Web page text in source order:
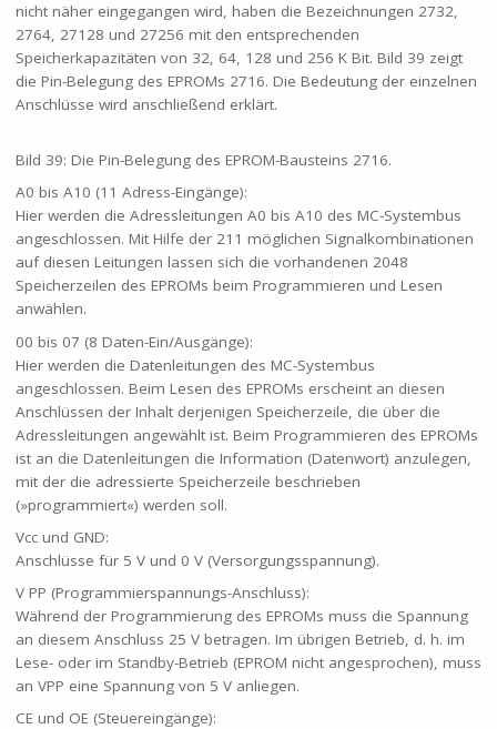
nicht näher eingegangen wird, haben die Bezeichnungen 2732,
2764, 27128 und 27256 mit den entsprechenden
Speicherkapazitäten von 32, 64, 128 und 256 K Bit. Bild 39 zeigt
die Pin-Belegung des EPROMs 2716. Die Bedeutung der einzelnen
Anschlüsse wird anschließend erklärt.
Bild 39: Die Pin-Belegung des EPROM-Bausteins 2716.
A0 bis A10 (11 Adress-Eingänge):
Hier werden die Adressleitungen A0 bis A10 des MC-Systembus
angeschlossen. Mit Hilfe der 211 möglichen Signalkombinationen
auf diesen Leitungen lassen sich die vorhandenen 2048
Speicherzeilen des EPROMs beim Programmieren und Lesen
anwählen.
00 bis 07 (8 Daten-Ein/Ausgänge):
Hier werden die Datenleitungen des MC-Systembus
angeschlossen. Beim Lesen des EPROMs erscheint an diesen
Anschlüssen der Inhalt derjenigen Speicherzeile, die über die
Adressleitungen angewählt ist. Beim Programmieren des EPROMs
ist an die Datenleitungen die Information (Datenwort) anzulegen,
mit der die adressierte Speicherzeile beschrieben
(»programmiert«) werden soll.
Vcc und GND:
Anschlüsse für 5 V und 0 V (Versorgungsspannung).
V PP (Programmierspannungs-Anschluss):
Während der Programmierung des EPROMs muss die Spannung
an diesem Anschluss 25 V betragen. Im übrigen Betrieb, d. h. im
Lese- oder im Standby-Betrieb (EPROM nicht angesprochen), muss
an VPP eine Spannung von 5 V anliegen.
CE und OE (Steuereingänge):